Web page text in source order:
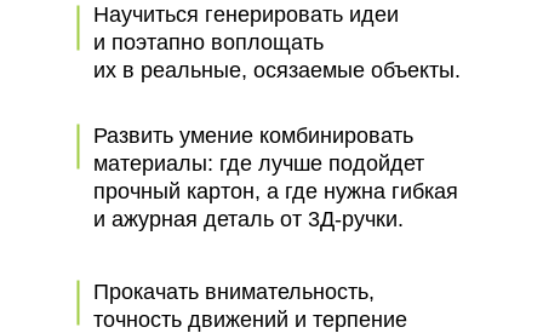
Научиться генерировать идеи
и поэтапно воплощать
их в реальные, осязаемые объекты.
Развить умение комбинировать
материалы: где лучше подойдет
прочный картон, а где нужна гибкая
и ажурная деталь от 3Д-ручки.
Прокачать внимательность,
точность движений и терпение